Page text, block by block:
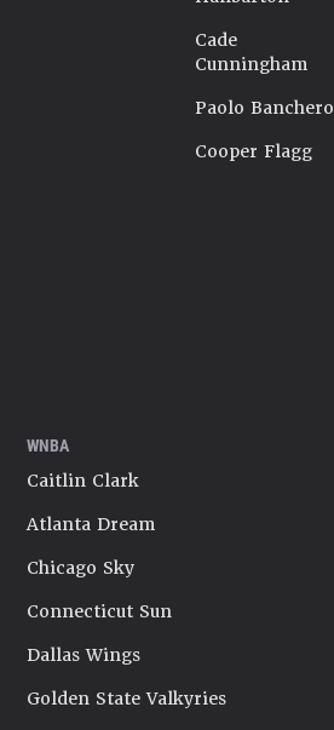
Cade
Cunningham
Paolo Banchero
Cooper Flagg
WNBA
Caitlin Clark
Atlanta Dream
Chicago Sky
Connecticut Sun
Dallas Wings
Golden State Valkyries